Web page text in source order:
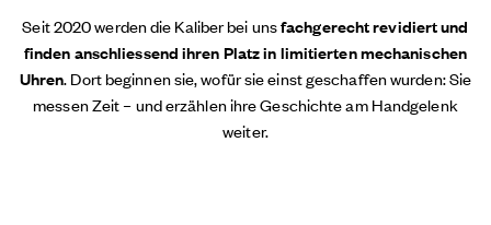
Seit 2020 werden die Kaliber bei unsfachgerecht revidiert und
finden anschliessend ihren Platzin limitierten mechanischen
Uhren. Dort beginnen sie, wofür sie einst geschaffen wurden: Sie
messen Zeit – und erzählen ihre Geschichte am Handgelenk
weiter.